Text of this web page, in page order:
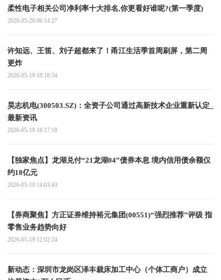
柔性电子相关公司净利率十大排名,你更看好谁呢?(第一季度)
2026-05-20 06:14:27
许知远、王笛、刘子超都来了！甬江生活季首周刷屏，第二周
更炸
2026-05-19 18:18:34
昊志机电(300503.SZ)：全资子公司通过高新技术企业重新认定_
最新资讯
2026-05-19 18:17:18
【独家焦点】龙湖兑付“21龙湖04”债券本息 境内信用债余额仅
约18亿元
2026-05-19 14:03:43
【券商聚焦】方正证券维持裕元集团(00551)“强烈推荐”评级 指
零售业务趋势向好
2026-05-19 12:02:24
新动态：深圳市龙岗区泽丰裁床加工中心（个体工商户）成立